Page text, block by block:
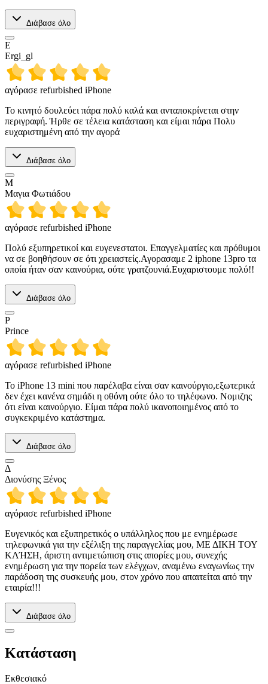
Διάβασε όλο
E
Ergi_gl
αγόρασε refurbished iPhone
Το κινητό δουλεύει πάρα πολύ καλά και ανταποκρίνεται στην
περιγραφή. Ήρθε σε τέλεια κατάσταση και είμαι πάρα Πολυ
ευχαριστημένη από την αγορά
Διάβασε όλο
Μ
Μαγια Φωτιάδου
αγόρασε refurbished iPhone
Πολύ εξυπηρετικοί και ευγενεστατοι. Επαγγελματίες και πρόθυμοι
να σε βοηθήσουν σε ότι χρειαστείς.Αγορασαμε 2 iphone 13pro τα
οποία ήταν σαν καινούρια, ούτε γρατζουνιά.Ευχαριστουμε πολύ!!
Διάβασε όλο
P
Prince
αγόρασε refurbished iPhone
Το iPhone 13 mini που παρέλαβα είναι σαν καινούργιο,εξωτερικά
δεν έχει κανένα σημάδι η οθόνη ούτε όλο το τηλέφωνο. Νομιζης
ότι είναι καινούργιο. Είμαι πάρα πολύ ικανοποιημένος από το
συγκεκριμένο κατάστημα.
Διάβασε όλο
Δ
Διονύσης Ξένος
αγόρασε refurbished iPhone
Ευγενικός και εξυπηρετικός ο υπάλληλος που με ενημέρωσε
τηλεφωνικά για την εξέλιξη της παραγγελίας μου, ΜΕ ΔΙΚΗ ΤΟΥ
ΚΛΉΣΗ, άριστη αντιμετώπιση στις απορίες μου, συνεχής
ενημέρωση για την πορεία των ελέγχων, αναμένω εναγωνίως την
παράδοση της συσκευής μου, στον χρόνο που απαιτείται από την
εταιρία!!!
Διάβασε όλο
Kατάσταση
Εκθεσιακό